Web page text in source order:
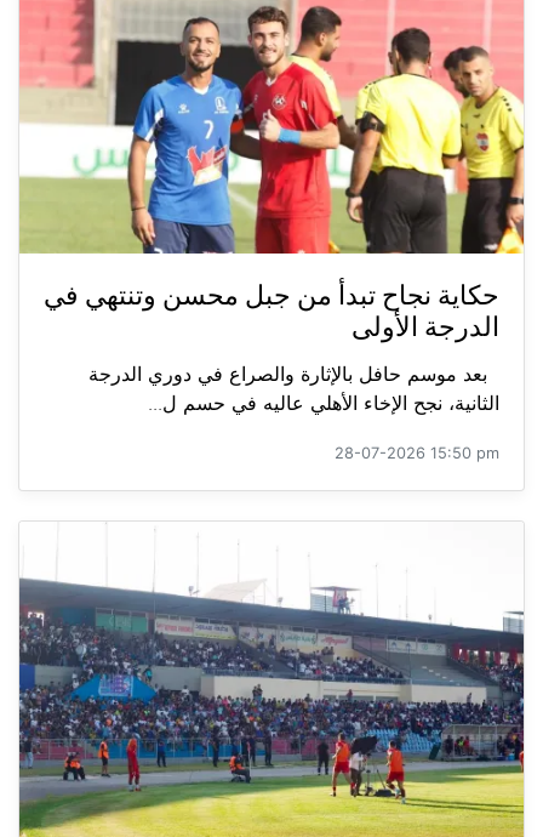
حكاية نجاح تبدأ من جبل محسن وتنتهي في
الدرجة الأولى
بعد موسم حافل بالإثارة والصراع في دوري الدرجة
الثانية، نجح الإخاء الأهلي عاليه في حسم ل...
28-07-2026 15:50 pm